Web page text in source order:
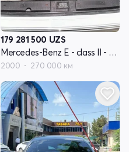
179 281 500 UZS
Mercedes-Benz E - class II - поколение W210 рестайлинг
2000 270 000 км